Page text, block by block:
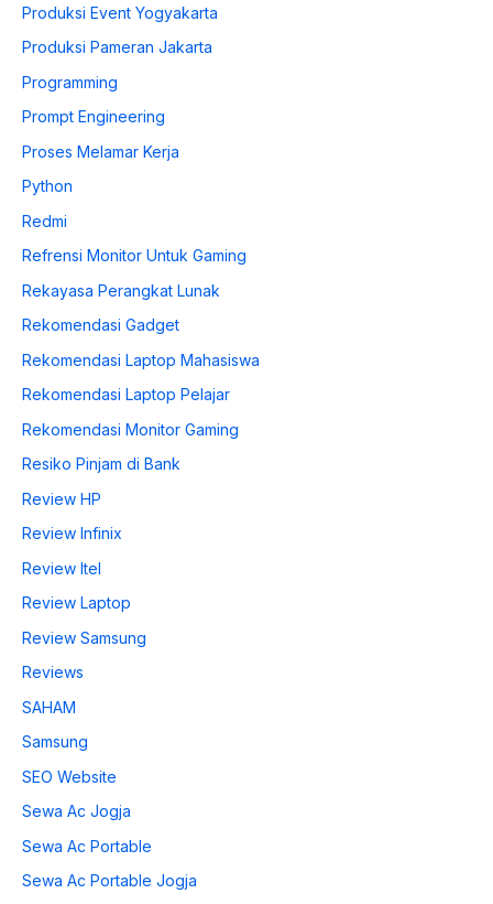
Produksi Event Yogyakarta
Produksi Pameran Jakarta
Programming
Prompt Engineering
Proses Melamar Kerja
Python
Redmi
Refrensi Monitor Untuk Gaming
Rekayasa Perangkat Lunak
Rekomendasi Gadget
Rekomendasi Laptop Mahasiswa
Rekomendasi Laptop Pelajar
Rekomendasi Monitor Gaming
Resiko Pinjam di Bank
Review HP
Review Infinix
Review Itel
Review Laptop
Review Samsung
Reviews
SAHAM
Samsung
SEO Website
Sewa Ac Jogja
Sewa Ac Portable
Sewa Ac Portable Jogja